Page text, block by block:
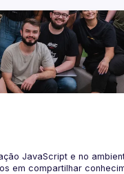
JavaScript e no
em compartilhar